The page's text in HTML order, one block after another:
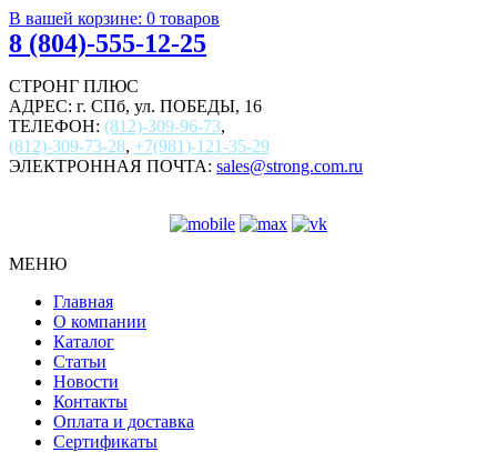
В вашей корзине: 0 товаров
8 (804)-555-12-25
СТРОНГ ПЛЮС
АДРЕС: г. СПб, ул. ПОБЕДЫ, 16
ТЕЛЕФОН: (812)-309-96-73,
(812)-309-73-28, +7(981)-121-35-29
ЭЛЕКТРОННАЯ ПОЧТА: sales@strong.com.ru
МЕНЮ
Главная
О компании
Каталог
Статьи
Новости
Контакты
Оплата и доставка
Сертификаты